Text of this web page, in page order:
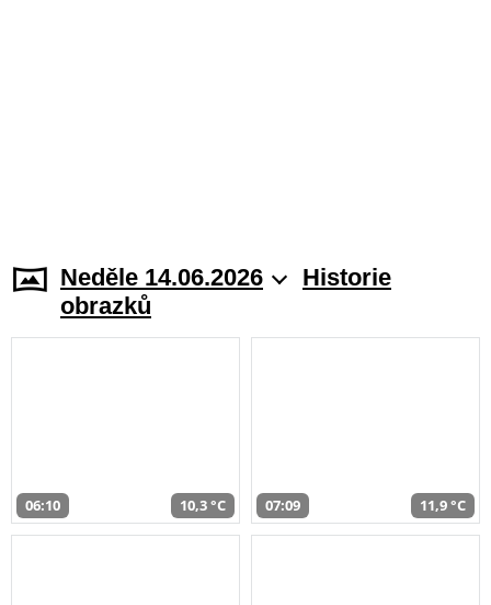
Neděle 14.06.2026
Historie
obrazků
06:10 10,3 °C 07:09 11,9 °C